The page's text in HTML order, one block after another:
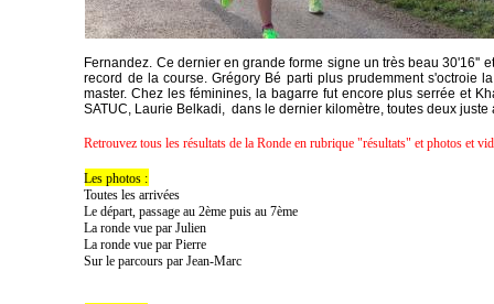
Fernandez. Ce dernier en grande forme signe un très beau 30'16''
record de la course. Grégory Bé parti plus prudemment s'octroie
master. Chez les féminines, la bagarre fut encore plus serrée et
SATUC, Laurie Belkadi, dans le dernier kilomètre, toutes deux
Retrouvez tous les résultats de la Ronde en rubrique "résultats" et photos et
Les photos :
Toutes les arrivées
Le départ, passage au 2ème puis au 7ème
La ronde vue par Julien
La ronde vue par Pierre
Sur le parcours par Jean-Marc